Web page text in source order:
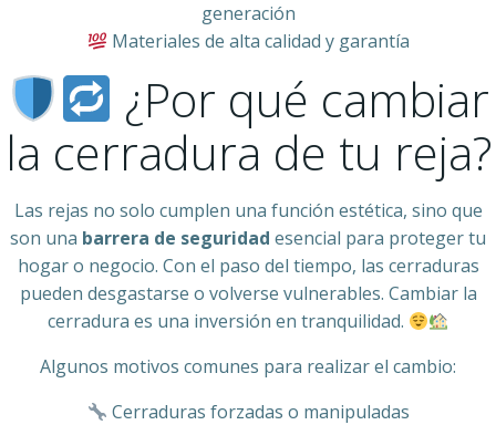
generación
Materiales de alta calidad y garantía
¿Por qué cambiar
la cerradura de tu reja?
Las rejas no solo cumplen una función estética, sino que
son una barrera de seguridad esencial para proteger tu
hogar o negocio. Con el paso del tiempo, las cerraduras
pueden desgastarse o volverse vulnerables. Cambiar la
cerradura es una inversión en tranquilidad.
Algunos motivos comunes para realizar el cambio:
Cerraduras forzadas o manipuladas